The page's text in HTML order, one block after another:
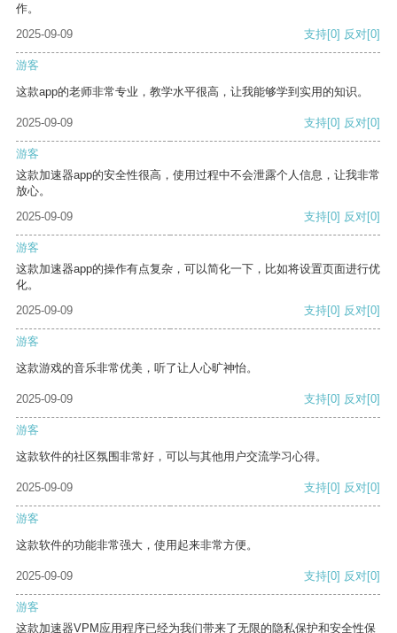
作。
2025-09-09
支持[0] 反对[0]
游客
这款app的老师非常专业，教学水平很高，让我能够学到实用的知识。
2025-09-09 支持[0] 反对[0]
游客
这款加速器app的安全性很高，使用过程中不会泄露个人信息，让我非常
放心。
2025-09-09
支持[0] 反对[0]
游客
这款加速器app的操作有点复杂，可以简化一下，比如将设置页面进行优
化。
2025-09-09
支持[0] 反对[0]
游客
这款游戏的音乐非常优美，听了让人心旷神怡。
2025-09-09 支持[0] 反对[0]
游客
这款软件的社区氛围非常好，可以与其他用户交流学习心得。
2025-09-09 支持[0] 反对[0]
游客
这款软件的功能非常强大，使用起来非常方便。
2025-09-09 支持[0] 反对[0]
游客
这款加速器VPM应用程序已经为我们带来了无限的隐私保护和安全性保